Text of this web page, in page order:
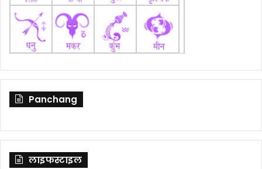
Panchang
लाइफस्टाइल